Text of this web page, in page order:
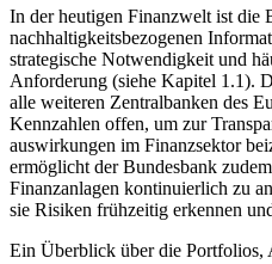
In der heutigen Finanzwelt ist die
nachhaltigkeitsbezogenen
strategische Notwendigkeit und
Anforderung (siehe Kapitel 1.1).
alle weiteren Zentralbanken des
Kennzahlen offen, um zur
auswirkungen im Finanzsektor
ermöglicht der Bundesbank
Finanzanlagen kontinuierlich zu
sie Risiken frühzeitig erkennen
Ein Überblick über die Portfolios,